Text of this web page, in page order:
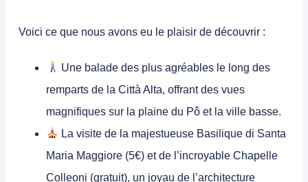
Voici ce que nous avons eu le plaisir de découvrir :
Une balade des plus agréables le long des
remparts de la Città Alta, offrant des vues
magnifiques sur la plaine du Pô et la ville basse.
La visite de la majestueuse Basilique di Santa
Maria Maggiore (5€) et de l’incroyable Chapelle
Colleoni (gratuit), un joyau de l’architecture